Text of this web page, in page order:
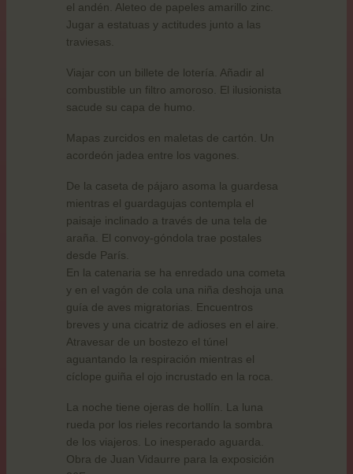
el andén. Aleteo de papeles amarillo zinc.
Jugar a estatuas y actitudes junto a las
traviesas.
Viajar con un billete de lotería. Añadir al
combustible un filtro amoroso. El ilusionista
sacude su capa de humo.
Mapas zurcidos en maletas de cartón. Un
acordeón jadea entre los vagones.
De la caseta de pájaro asoma la guardesa
mientras el guardagujas contempla el
paisaje inclinado a través de una tela de
araña. El convoy-góndola trae postales
desde París.
En la catenaria se ha enredado una cometa
y en el vagón de cola una niña deshoja una
guía de aves migratorias. Encuentros
breves y una cicatriz de adioses en el aire.
Atravesar de un bostezo el túnel
aguantando la respiración mientras el
cíclope guiña el ojo incrustado en la roca.
La noche tiene ojeras de hollín. La luna
rueda por los rieles recortando la sombra
de los viajeros. Lo inesperado aguarda.
Obra de Juan Vidaurre para la exposición